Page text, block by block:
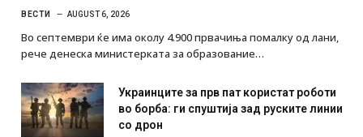
ВЕСТИ AUGUST 6, 2026
Во септември ќе има околу 4.900 првачиња помалку од лани,
рече денеска министерката за образование…
Украинците за прв пат користат роботи
во борба: ги спуштија зад руските линии
со дрон